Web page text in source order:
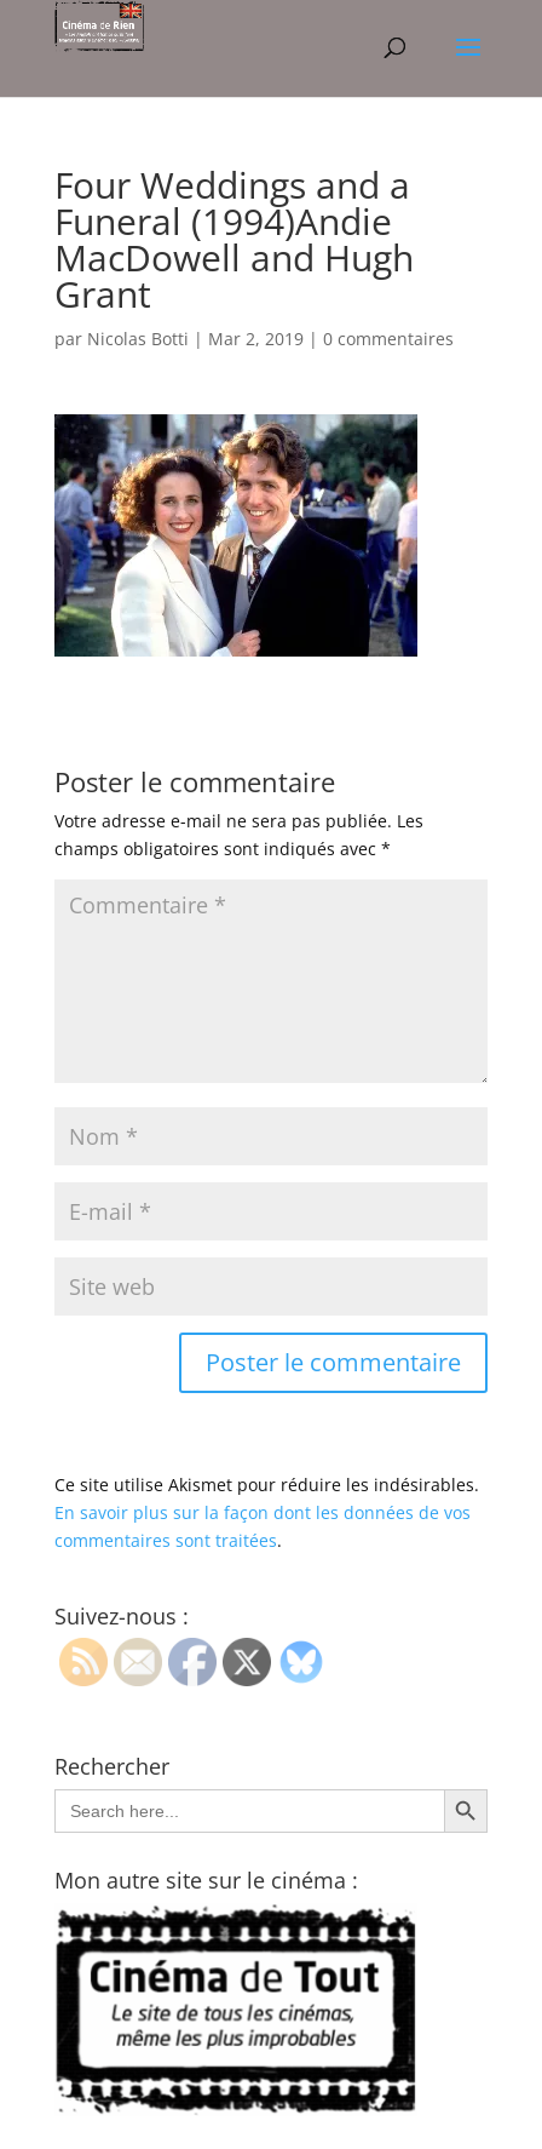
Four Weddings and a
Funeral (1994)Andie
MacDowell and Hugh
Grant
par Nicolas Botti | Mar 2, 2019| 0 commentaires
Poster le commentaire
Votre adresse e-mail ne sera pas publiée. Les
champs obligatoires sont indiqués avec *
Ce site utilise Akismet pour réduire les indésirables.
En savoir plus sur la façon dont les données de vos
commentaires sont traitées.
Suivez-nous :
Rechercher
Search
for:
Search Button
Mon autre site sur le cinéma :